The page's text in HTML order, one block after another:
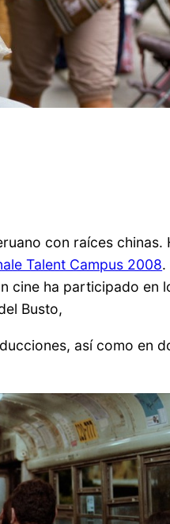
con raíces
Talent Campus 2008.
cine ha participado en
Busto,
así como en